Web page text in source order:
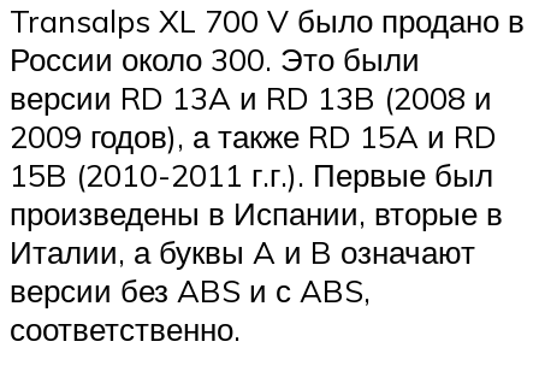
Transalps XL 700 V было продано в
России около 300. Это были
версии RD 13A и RD 13B (2008 и
2009 годов), а также RD 15A и RD
15B (2010-2011 г.г.). Первые был
произведены в Испании, вторые в
Италии, а буквы A и B означают
версии без ABS и с ABS,
соответственно.